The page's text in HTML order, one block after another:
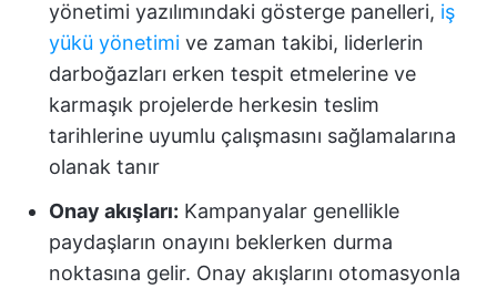
yönetimi yazılımındaki gösterge panelleri, iş
yükü yönetimi ve zaman takibi, liderlerin
darboğazları erken tespit etmelerine ve
karmaşık projelerde herkesin teslim
tarihlerine uyumlu çalışmasını sağlamalarına
olanak tanır
Onay akışları: Kampanyalar genellikle
paydaşların onayını beklerken durma
noktasına gelir. Onay akışlarını otomasyonla